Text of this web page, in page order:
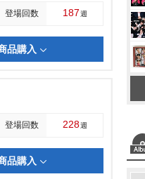
登場回数 187週
品購入
登場回数 228週
品購入